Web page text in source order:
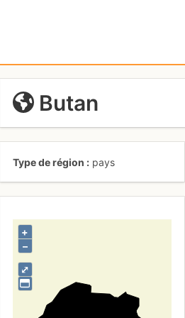
Butan
Type de région pays
⤢
+
–